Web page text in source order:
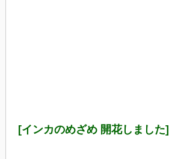
[インカのめざめ 開花しました]